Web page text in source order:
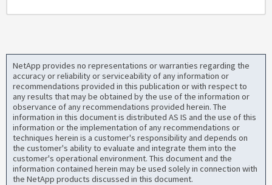
NetApp provides no representations or warranties regarding the
accuracy or reliability or serviceability of any information or
recommendations provided in this publication or with respect to
any results that may be obtained by the use of the information or
observance of any recommendations provided herein. The
information in this document is distributed AS IS and the use of this
information or the implementation of any recommendations or
techniques herein is a customer's responsibility and depends on
the customer's ability to evaluate and integrate them into the
customer's operational environment. This document and the
information contained herein may be used solely in connection with
the NetApp products discussed in this document.